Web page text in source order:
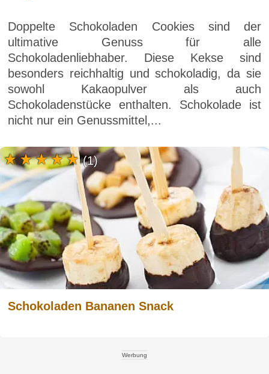
Doppelte Schokoladen Cookies sind der
ultimative Genuss für alle
Schokoladenliebhaber. Diese Kekse sind
besonders reichhaltig und schokoladig, da sie
sowohl Kakaopulver als auch
Schokoladenstücke enthalten. Schokolade ist
nicht nur ein Genussmittel,...
Schokoladen Bananen Snack
(1)
Werbung